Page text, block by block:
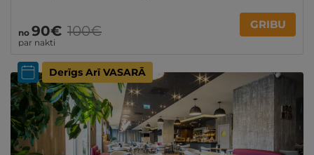
no 90€
par nakti
100€ GRIBU
Derīgs Arī VASARĀ